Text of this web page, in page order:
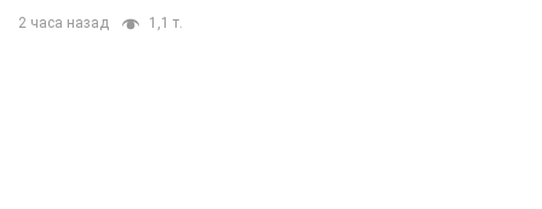
2 часа назад 1,1 т.